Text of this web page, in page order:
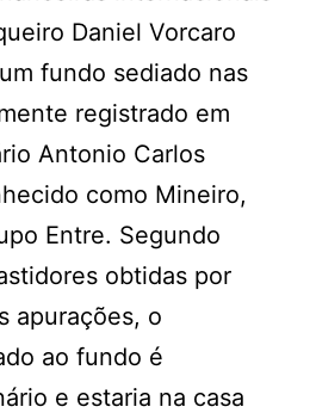
Daniel Vorcaro
fundo sediado nas
registrado em
Antonio Carlos
como Mineiro,
Entre. Segundo
obtidas por
apurações, o
ao fundo é
e estaria na casa